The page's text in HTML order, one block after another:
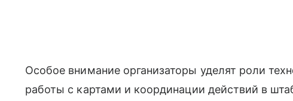
Особое внимание организаторы уделят роли
работы с картами и координации действий в